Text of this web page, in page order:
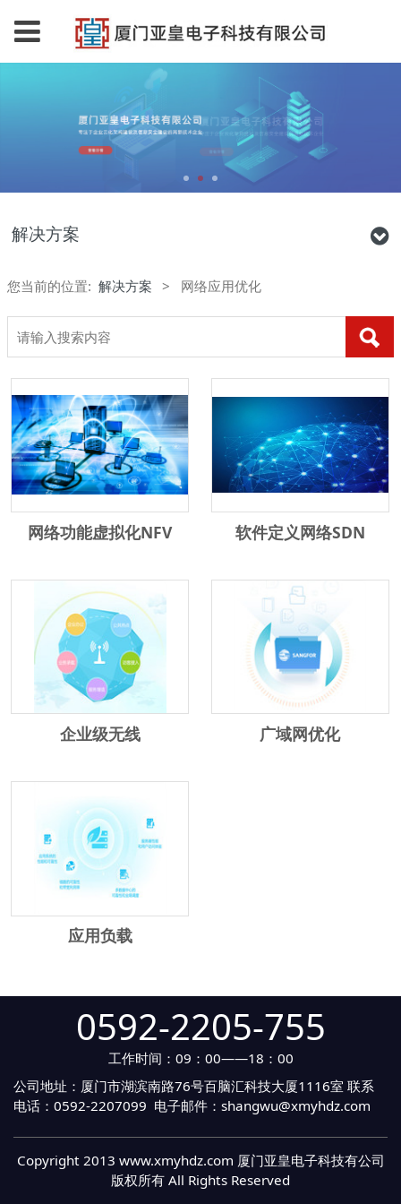
解决方案
您当前的位置: 解决方案 > 网络应用优化
网络功能虚拟化NFV 软件定义网络SDN
企业级无线 广域网优化
应用负载
0592-2205-755
工作时间：09：00——18：00
公司地址：厦门市湖滨南路76号百脑汇科技大厦1116室 联系
电话：0592-2207099 电子邮件：shangwu@xmyhdz.com
Copyright 2013 www.xmyhdz.com 厦门亚皇电子科技有公司
版权所有 All Rights Reserved